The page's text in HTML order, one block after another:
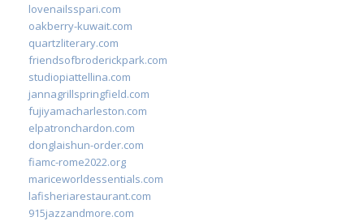
lovenailsspari.com
oakberry-kuwait.com
quartzliterary.com
friendsofbroderickpark.com
studiopiattellina.com
jannagrillspringfield.com
fujiyamacharleston.com
elpatronchardon.com
donglaishun-order.com
fiamc-rome2022.org
mariceworldessentials.com
lafisheriarestaurant.com
915jazzandmore.com